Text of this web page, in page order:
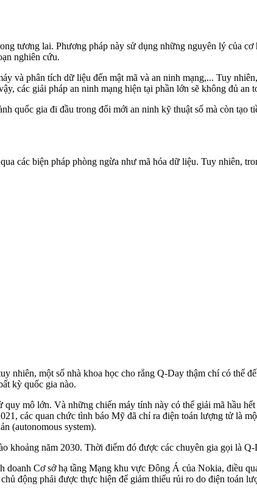
tương lai. Phương pháp này sử dụng những nguyên lý của cơ
nghiên cứu.
và phân tích dữ liệu đến mật mã và an ninh mạng,... Tuy
các giải pháp an ninh mạng hiện tại phần lớn sẽ không đủ an
quốc gia đi đầu trong đổi mới an ninh kỹ thuật số mà còn tạo
các biện pháp phòng ngừa như mã hóa dữ liệu. Tuy nhiên,
nhiên, một số nhà khoa học cho rẳng Q-Day thậm chí có thể
kỳ quốc gia nào.
mô lớn. Và những chiến máy tính này có thể giải mã hầu
các quan chức tình báo Mỹ đã chỉ ra điện toán lượng tử là
(autonomous system).
khoảng năm 2030. Thời điểm đó được các chuyên gia gọi là Q-
Cơ sở hạ tầng Mạng khu vực Đông Á của Nokia, điều
động phải được thực hiện để giảm thiểu rủi ro do điện toán